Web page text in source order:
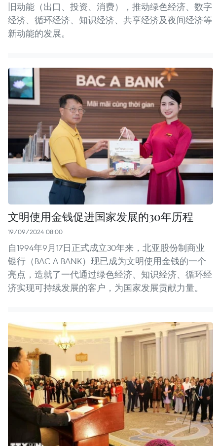
旧动能（出口、投资、消费），推动绿色经济、数字
经济、循环经济、知识经济、共享经济及夜间经济等
新动能的发展。
文明使用金钱促进国家发展的30年历程
19/09/2024 08:00
自1994年9月17日正式成立30年来，北亚股份制商业
银行（BAC A BANK）现已成为文明使用金钱的一个
亮点，造就了一代通过绿色经济、知识经济、循环经
济实现可持续发展的客户，为国家发展贡献力量。